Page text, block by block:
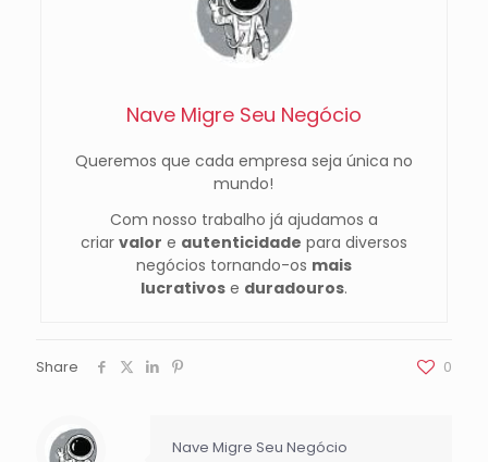
Nave Migre Seu Negócio
Queremos que cada empresa seja única no
mundo!
Com nosso trabalho já ajudamos a
criar valor e autenticidade para diversos
negócios tornando-os mais
lucrativose duradouros.
Share 0
Nave Migre Seu Negócio